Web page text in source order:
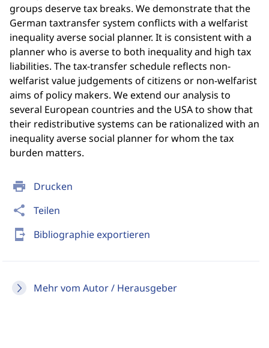
print Drucken
share Teilen
send_to_mobile Bibliographie exportieren
Mehr vom Autor / Herausgeber
groups deserve tax breaks. We demonstrate that the
German taxtransfer system conflicts with a welfarist
inequality averse social planner. It is consistent with a
planner who is averse to both inequality and high tax
liabilities. The tax-transfer schedule reflects non-
welfarist value judgements of citizens or non-welfarist
aims of policy makers. We extend our analysis to
several European countries and the USA to show that
their redistributive systems can be rationalized with an
inequality averse social planner for whom the tax
burden matters.